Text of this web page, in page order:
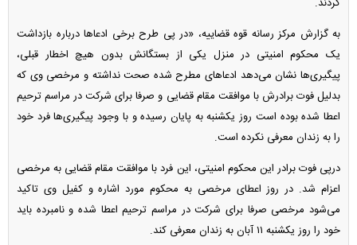
کردند.
به گزارش مرکز رسانه قوه قضاییه، «در پی طرح برخی ادعا‌ها درباره بازداشت
یک محکوم امنیتی در منزل یکی از بستگانش بدون هیچ اخطار قبلی،
پیگیری‌ها نشان می‌دهد ادعا‌های مطرح شده صحت نداشته و مرخصی وی که
بدلیل فوت برادرش با موافقت مقام قضایی و صرفا برای شرکت در مراسم ترحیم
اعطا شده بوده است روز یکشنبه به پایان رسیده و با وجود پیگیری‌ها فرد خود
را به زندان معرفی نکرده است.
درپی فوت برادر این محکوم امنیتی، این فرد با موافقت مقام قضایی به مرخصی
اعزام شد. در روز اعطای مرخصی به محکوم مورد اشاره و کفیل وی تاکید
می‌شود مرخصی صرفا برای شرکت در مراسم ترحیم اعطا شده و نامبرده باید
خود را روز یکشنبه ۱۱ آبان به زندان معرفی کند.